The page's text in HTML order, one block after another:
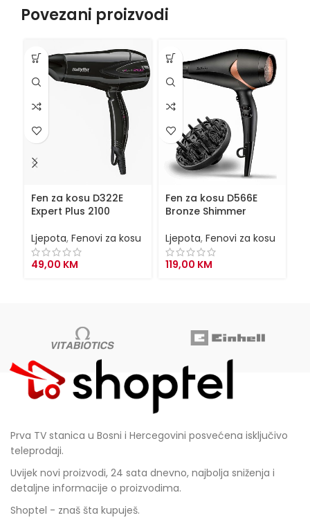
Povezani proizvodi
Fen za kosu D322E
Expert Plus 2100
Ljepota, Fenovi za kosu
49,00 KM
Fen za kosu D566E
Bronze Shimmer
Ljepota, Fenovi za kosu
119,00 KM
Prva TV stanica u Bosni i Hercegovini posvećena isključivo
teleprodaji.
Uvijek novi proizvodi, 24 sata dnevno, najbolja sniženja i
detaljne informacije o proizvodima.
Shoptel - znaš šta kupuješ.